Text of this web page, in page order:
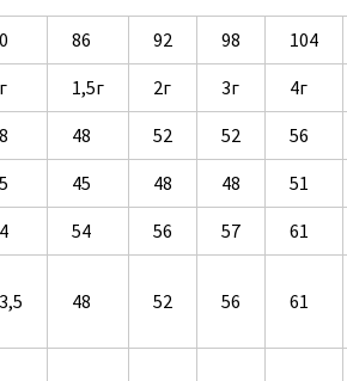
86 92 98 104
1,5г 2г 3г 4г
48 52 52 56
45 48 48 51
54 56 57 61
48 52 56 61